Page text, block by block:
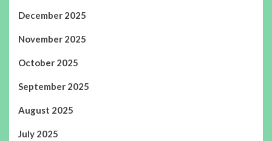
December 2025
November 2025
October 2025
September 2025
August 2025
July 2025